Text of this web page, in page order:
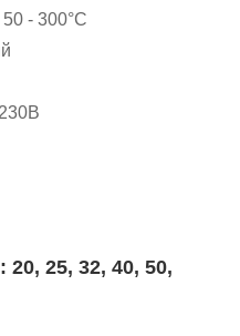
- 300°C
25, 32, 40, 50,